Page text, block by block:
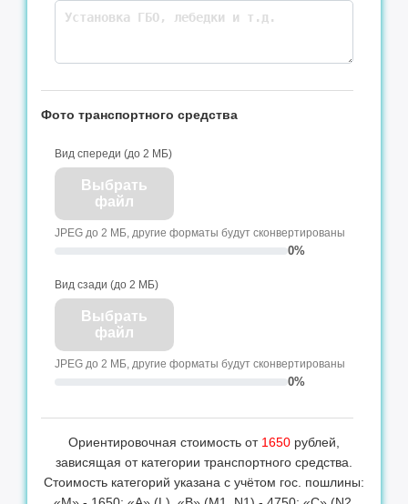
Фото транспортного средства
Вид спереди (до 2 МБ)
Выбрать
файл
JPEG до 2 МБ, другие форматы будут сконвертированы
0%
Вид сзади (до 2 МБ)
Выбрать
файл
JPEG до 2 МБ, другие форматы будут сконвертированы
0%
Ориентировочная стоимость от 1650 рублей,
зависящая от категории транспортного средства.
Стоимость категорий указана с учётом гос. пошлины: